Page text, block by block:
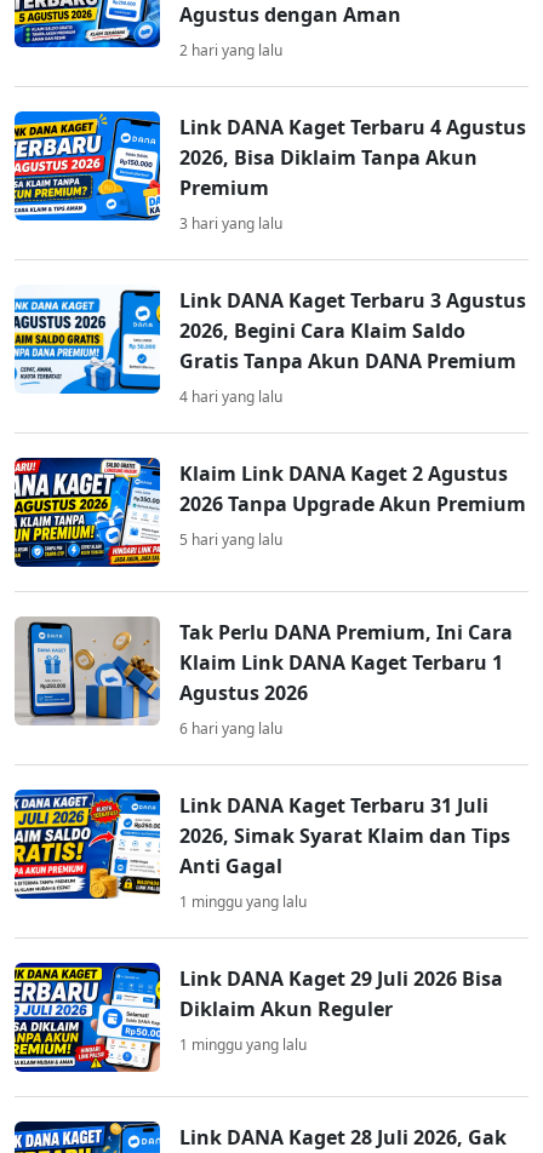
Agustus dengan Aman
2 hari yang lalu
Link DANA Kaget Terbaru 4 Agustus
2026, Bisa Diklaim Tanpa Akun
Premium
3 hari yang lalu
Link DANA Kaget Terbaru 3 Agustus
2026, Begini Cara Klaim Saldo
Gratis Tanpa Akun DANA Premium
4 hari yang lalu
Klaim Link DANA Kaget 2 Agustus
2026 Tanpa Upgrade Akun Premium
5 hari yang lalu
Tak Perlu DANA Premium, Ini Cara
Klaim Link DANA Kaget Terbaru 1
Agustus 2026
6 hari yang lalu
Link DANA Kaget Terbaru 31 Juli
2026, Simak Syarat Klaim dan Tips
Anti Gagal
1 minggu yang lalu
Link DANA Kaget 29 Juli 2026 Bisa
Diklaim Akun Reguler
1 minggu yang lalu
Link DANA Kaget 28 Juli 2026, Gak